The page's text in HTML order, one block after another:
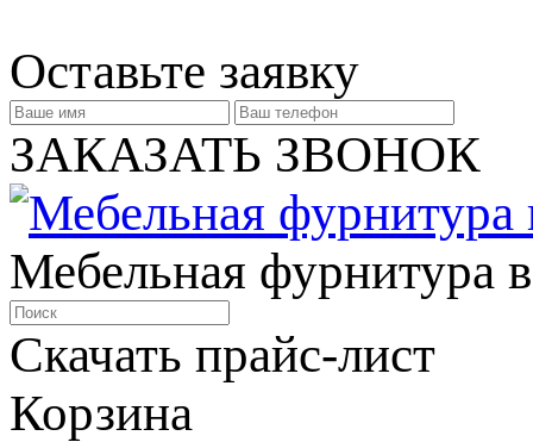
Оставьте заявку
ЗАКАЗАТЬ ЗВОНОК
Мебельная фурнитура
Скачать прайс-лист
Корзина